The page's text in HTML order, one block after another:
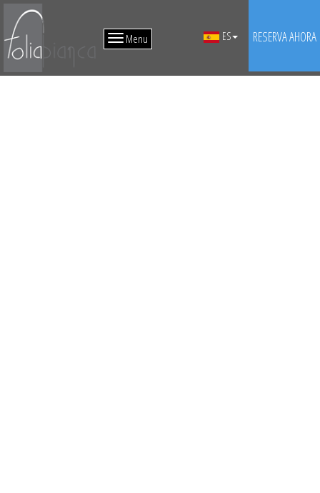
Menu ES RESERVA AHORA